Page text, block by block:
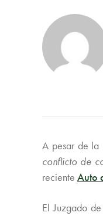
A pesar de la
conflicto de
reciente Auto
El Juzgado